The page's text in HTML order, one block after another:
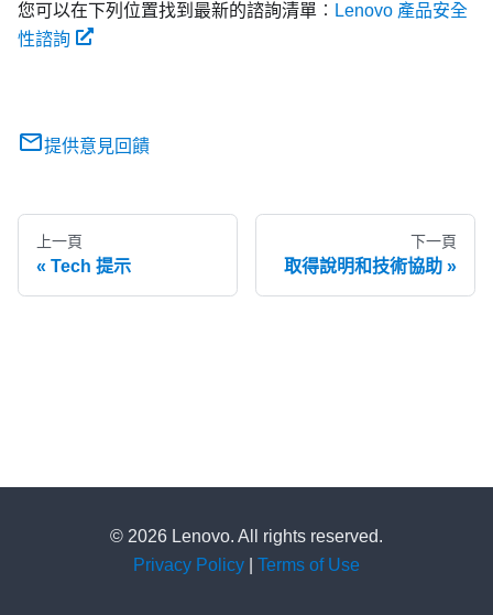
您可以在下列位置找到最新的諮詢清單︰ Lenovo 產品安全
性諮詢
提供意見回饋
上一頁
Tech 提示
下一頁
取得說明和技術協助
© 2026 Lenovo. All rights reserved.
Privacy Policy
Terms of Use